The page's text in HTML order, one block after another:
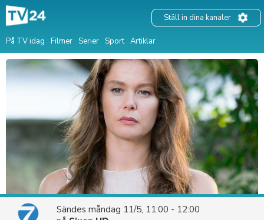
På TV idag Filmer Serier Sport Artiklar
Ställ in dina kanaler
Sändes måndag 11/5, 11:00 - 12:00